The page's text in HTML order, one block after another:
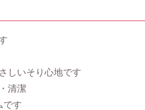
しいそり心地です
清潔
です